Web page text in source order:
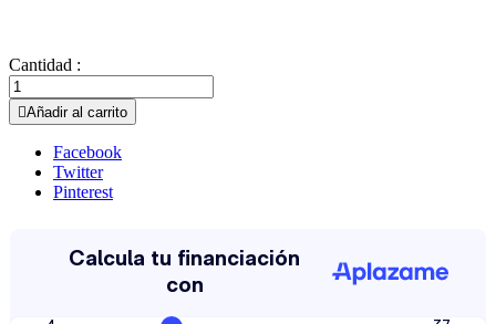
Cantidad :
Añadir al carrito
Facebook
Twitter
Pinterest